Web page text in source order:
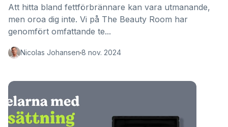
Att hitta bland fettförbrännare kan vara utmanande,
men oroa dig inte. Vi på The Beauty Room har
genomfört omfattande te...
Nicolas Johansen 8 nov. 2024